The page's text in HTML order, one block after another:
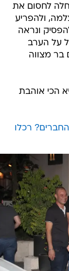
לחסום את
ולהפריע
ונראה
על הערב
בר מצווה
הכי אוהבת
רכלו